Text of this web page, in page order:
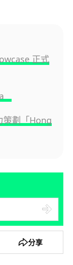
正式
策劃「Hong
分享